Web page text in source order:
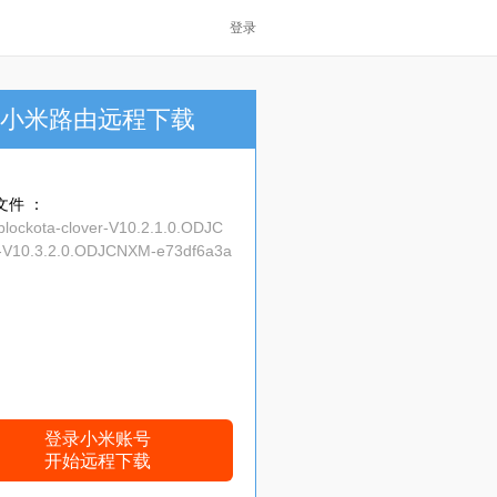
登录
小米路由远程下载
件 ：
clover-V10.2.1.0.ODJC
e73df6a3a
登录小米账号
开始远程下载